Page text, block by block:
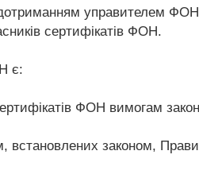
управителем ФОН
сертифікатів ФОН.
є:
ФОН вимогам
законом,